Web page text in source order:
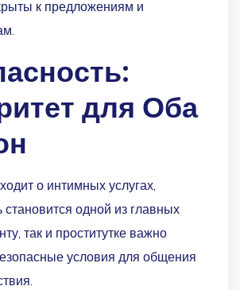
к предложениям и
для Оба
о интимных услугах,
становится одной из главных
так и проститутке важно
условия для общения